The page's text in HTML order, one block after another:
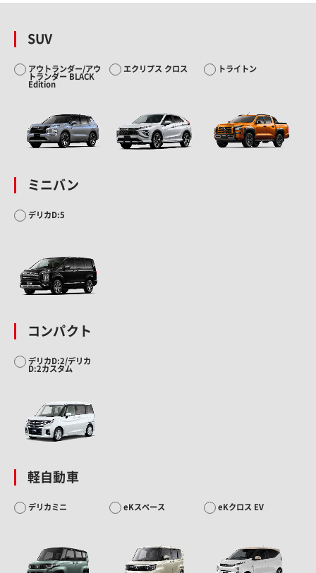
SUV
アウトランダー/アウ
トランダー BLACK
Edition
エクリプス クロス トライトン
ミニバン
デリカD:5
コンパクト
デリカD:2/デリカ
D:2カスタム
軽自動車
デリカミニ eKスペース eKクロス EV